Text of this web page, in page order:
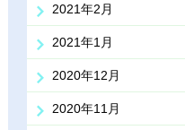
2021年2月
2021年1月
2020年12月
2020年11月